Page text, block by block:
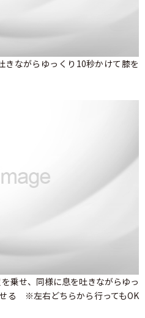
きながらゆっくり10秒かけて膝を
乗せ、同様に息を吐きながらゆっ
る ※左右どちらから行ってもOK